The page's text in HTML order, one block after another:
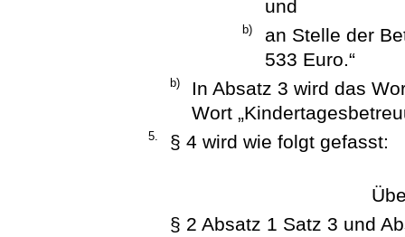
und
b)
an Stelle der
533 Euro.“
b)
In Absatz 3 wird das
Wort
5. § 4 wird wie folgt gefasst:
§ 2 Absatz 1 Satz 3 und